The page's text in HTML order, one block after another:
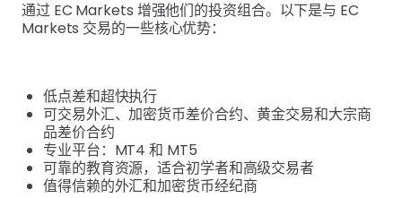
通过 EC Markets 增强他们的投资组合。以下是与 EC
Markets 交易的一些核心优势：
低点差和超快执行
可交易外汇、加密货币差价合约、黄金交易和大宗商
品差价合约
专业平台：MT4 和 MT5
可靠的教育资源，适合初学者和高级交易者
值得信赖的外汇和加密货币经纪商